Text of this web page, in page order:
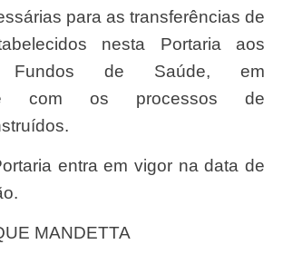
para as transferências de
nesta Portaria aos
Fundos de Saúde, em
com os processos de
MANDETTA